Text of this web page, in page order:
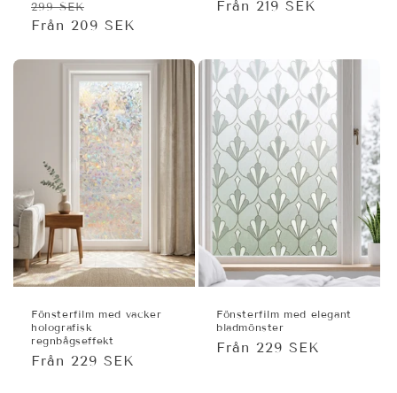
Ordinarie
pris
299 SEK
Från 209 SEK
Ordinarie
Från 219 SEK
Fönsterfilm med vacker
holografisk
regnbågseffekt
Ordinarie
Från 229 SEK
Fönsterfilm med elegant
bladmönster
Ordinarie
Från 229 SEK